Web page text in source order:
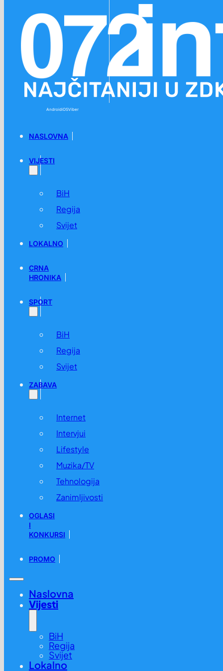
AndroidiOSViber
NASLOVNA
VIJESTI
BiH
Regija
Svijet
LOKALNO
CRNA
HRONIKA
SPORT
BiH
Regija
Svijet
ZABAVA
Internet
Intervjui
Lifestyle
Muzika/TV
Tehnologija
Zanimljivosti
OGLASI
I
KONKURSI
PROMO
Naslovna
Vijesti
BiH
Regija
Svijet
Lokalno